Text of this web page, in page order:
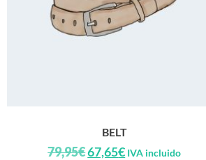
BELT
79,95€67,65€ IVA incluido